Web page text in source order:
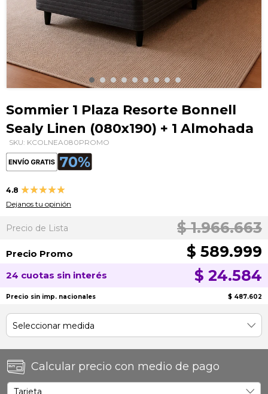
al
comienzo
de
la
galería
de
Sommier 1 Plaza Resorte Bonnell
Sealy Linen (080x190) + 1 Almohada
SKU: KCOLNEA080PROMO
4.8 Valoración:
96
% of100
Dejanos tu opinión
Precio de Lista $ 1.966.663
Precio Promo $ 589.999
24 cuotas sin interés $ 24.584
Precio sin imp. nacionales $ 487.602
Calcular precio con medio de pago